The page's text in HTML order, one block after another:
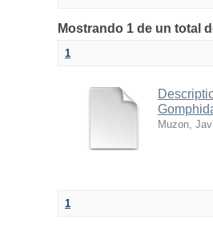
Mostrando 1 de un total
1
Muzon,
1